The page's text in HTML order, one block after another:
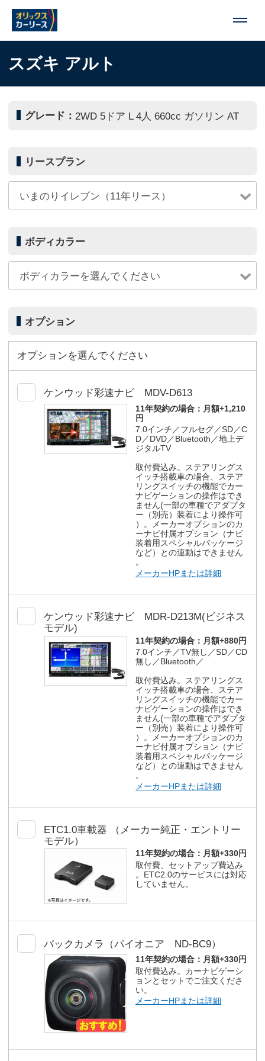
スズキ アルト
グレード： 2WD 5ドア L 4人 660cc ガソリン AT
リースプラン
ボディカラー
オプション
オプションを選んでください
ケンウッド彩速ナビ MDV-D613
11年契約の場合： 月額+1,210
円
7.0インチ／フルセグ／SD／C
D／DVD／Bluetooth／地上デ
ジタルTV
取付費込み。ステアリングス
イッチ搭載車の場合、ステア
リングスイッチの機能でカー
ナビゲーションの操作はでき
ません(一部の車種でアダプタ
ー（別売）装着により操作可
）。メーカーオプションのカ
ーナビ付属オプション（ナビ
装着用スペシャルパッケージ
など）との連動はできません
。
メーカーHPまたは詳細
ケンウッド彩速ナビ MDR-D213M(ビジネス
モデル)
11年契約の場合： 月額+880円
7.0インチ／TV無し／SD／CD
無し／Bluetooth／
取付費込み。ステアリングス
イッチ搭載車の場合、ステア
リングスイッチの機能でカー
ナビゲーションの操作はでき
ません(一部の車種でアダプタ
ー（別売）装着により操作可
）。メーカーオプションのカ
ーナビ付属オプション（ナビ
装着用スペシャルパッケージ
など）との連動はできません
。
メーカーHPまたは詳細
ETC1.0車載器 （メーカー純正・エントリー
モデル）
11年契約の場合： 月額+330円
取付費、セットアップ費込み
。ETC2.0のサービスには対応
していません。
バックカメラ（パイオニア ND-BC9）
11年契約の場合： 月額+330円
取付費込み。カーナビゲーシ
ョンとセットでご注文くださ
い。
メーカーHPまたは詳細